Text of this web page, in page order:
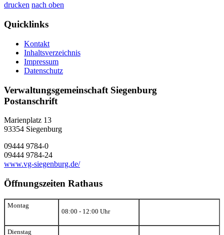
drucken nach oben
Quicklinks
Kontakt
Inhaltsverzeichnis
Impressum
Datenschutz
Verwaltungsgemeinschaft Siegenburg
Postanschrift
Marienplatz 13
93354 Siegenburg
09444 9784-0
09444 9784-24
www.vg-siegenburg.de/
Öffnungszeiten Rathaus
Montag
08:00 - 12:00 Uhr
Dienstag